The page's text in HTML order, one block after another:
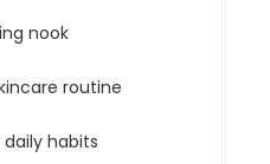
nook
routine
habits